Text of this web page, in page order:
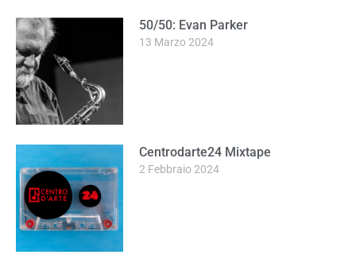
50/50: Evan Parker
13 Marzo 2024
Centrodarte24 Mixtape
2 Febbraio 2024